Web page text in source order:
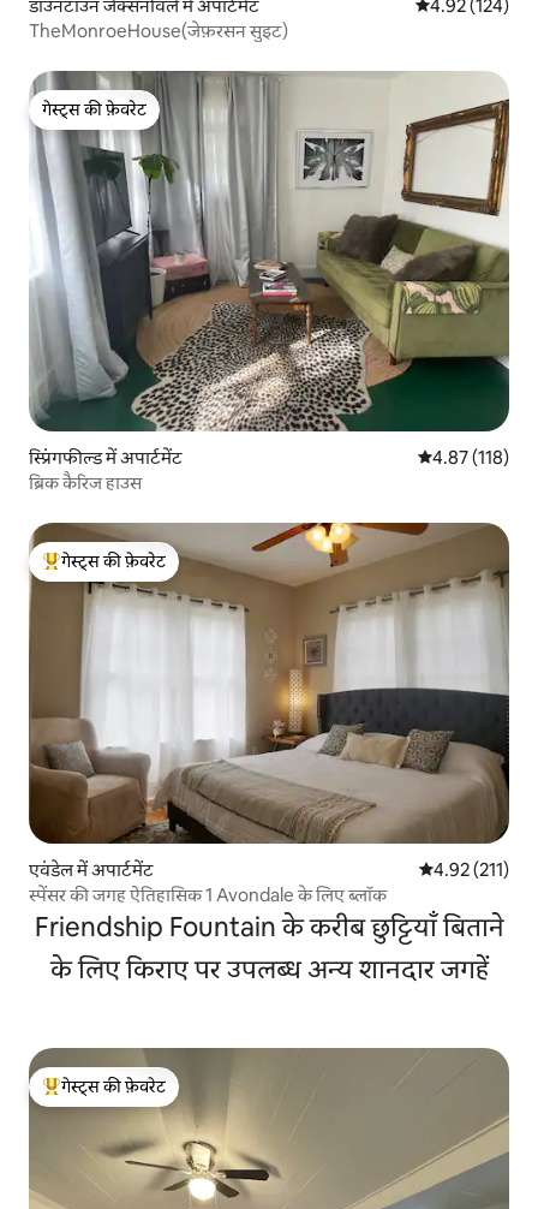
डाउनटाउन जैक्सनविले में अपार्टमेंट औसत रेटिंग 5 में से
4.92 (124)
TheMonroeHouse(जेफ़रसन सुइट)
गेस्ट्स की फ़ेवरेट
गेस्ट्स की फ़ेवरेट
स्प्रिंगफील्ड में अपार्टमेंट औसत रेटिंग 5 में से
4.87 (118)
ब्रिक कैरिज हाउस
गेस्ट्स का टॉप फ़ेवरेट
गेस्ट्स की फ़ेवरेट
एवंडेल में अपार्टमेंट औसत रेटिंग 5 में से
4.92 (211)
स्पेंसर की जगह ऐतिहासिक 1 Avondale के लिए ब्लॉक
Friendship Fountain के करीब छुट्टियाँ बिताने
के लिए किराए पर उपलब्ध अन्य शानदार जगहें
गेस्ट्स का टॉप फ़ेवरेट
गेस्ट्स की फ़ेवरेट